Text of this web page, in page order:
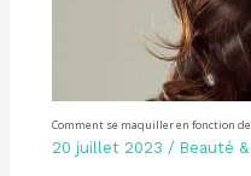
Comment se maquiller en fonction
20 juillet 2023 / Beauté